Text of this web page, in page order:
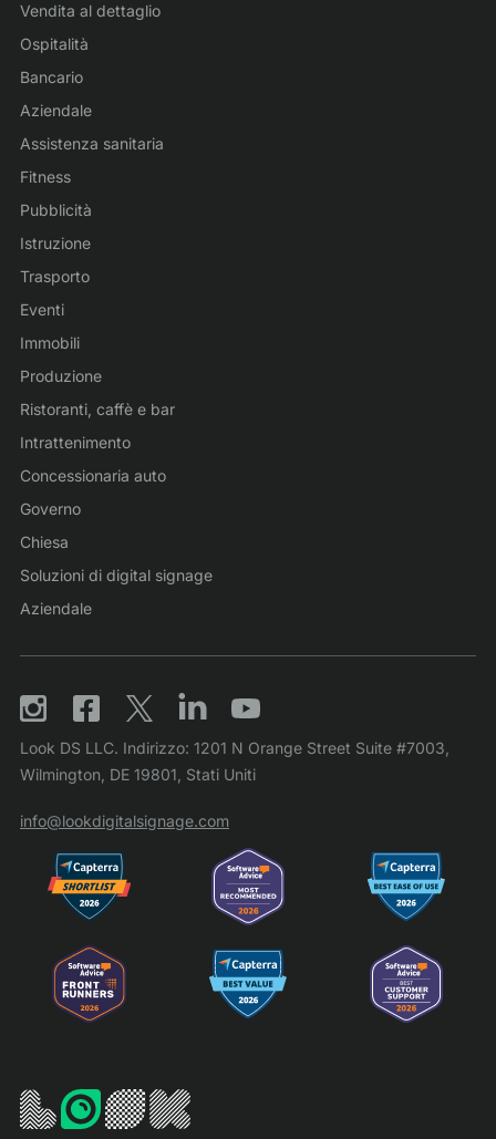
Vendita al dettaglio
Ospitalità
Bancario
Aziendale
Assistenza sanitaria
Fitness
Pubblicità
Istruzione
Trasporto
Eventi
Immobili
Produzione
Ristoranti, caffè e bar
Intrattenimento
Concessionaria auto
Governo
Chiesa
Soluzioni di digital signage
Aziendale
Look DS LLC. Indirizzo: 1201 N Orange Street Suite #7003,
Wilmington, DE 19801, Stati Uniti
info@lookdigitalsignage.com